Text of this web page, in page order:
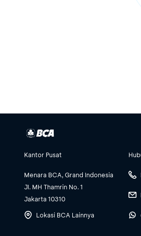
Kantor Pusat
Menara BCA, Grand Indonesia
Jl. MH Thamrin No. 1
Jakarta 10310
Lokasi BCA Lainnya